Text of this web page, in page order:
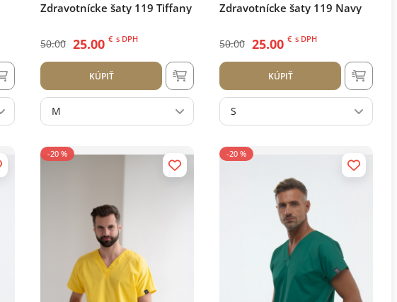
Zdravotnícke šaty 119 Tiffany
50.00 25.00 € s DPH
KÚPIŤ
M
Zdravotnícke šaty 119 Navy
50.00 25.00 € s DPH
KÚPIŤ
S
-20 % -20 %